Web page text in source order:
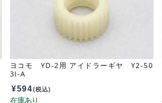
ヨコモ YD-2用 アイドラーギヤ Y2-50
3I-A
¥594(税込)